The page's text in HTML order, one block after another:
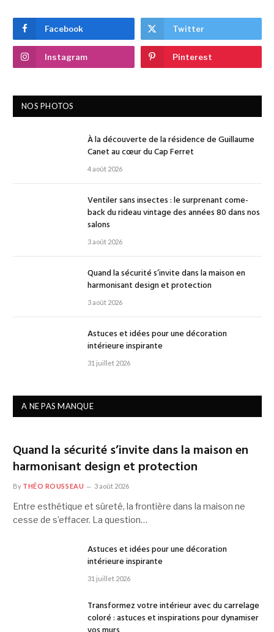
Facebook Twitter
Instagram Pinterest
NOS PHOTOS
À la découverte de la résidence de Guillaume
Canet au cœur du Cap Ferret
4 août 2026
Ventiler sans insectes : le surprenant come-
back du rideau vintage des années 80 dans nos
salons
3 août 2026
Quand la sécurité s’invite dans la maison en
harmonisant design et protection
3 août 2026
Astuces et idées pour une décoration
intérieure inspirante
31 juillet 2026
A NE PAS MANQUE
Quand la sécurité s’invite dans la maison en
harmonisant design et protection
By THÉO ROUSSEAU 3 août 2026
Entre esthétique et sûreté, la frontière dans la maison ne
cesse de s’effacer. La question…
Astuces et idées pour une décoration
intérieure inspirante
31 juillet 2026
Transformez votre intérieur avec du carrelage
coloré : astuces et inspirations pour dynamiser